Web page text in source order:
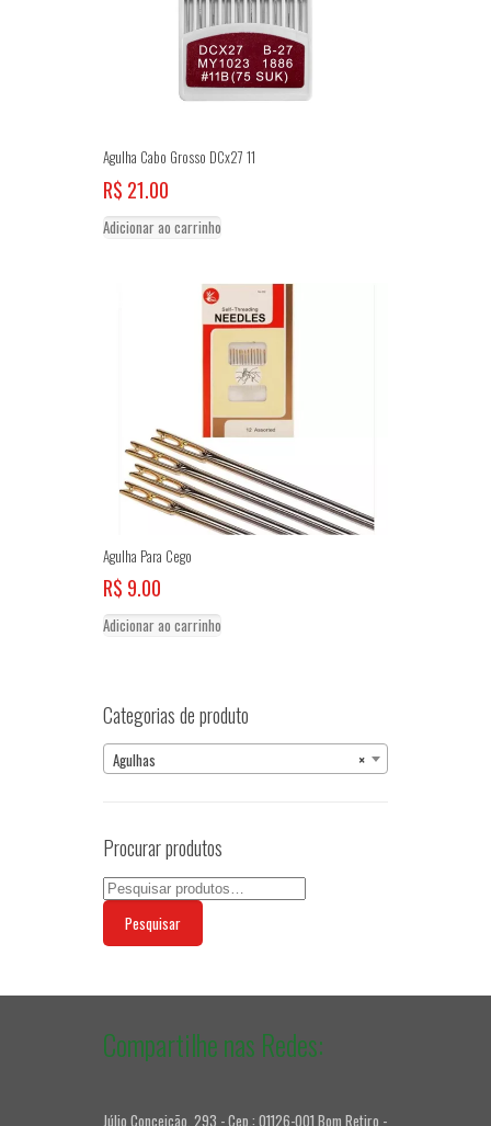
página
produto
Agulha Cabo Grosso DCx27 11
R$ 21.00
Adicionar ao carrinho
Agulha Para Cego
R$ 9.00
Adicionar ao carrinho
Categorias de produto
×
Agulhas
Procurar produtos
Pesquisar
Compartilhe nas Redes:
Júlio Conceição, 293 - Cep.: 01126-001 Bom Retiro -